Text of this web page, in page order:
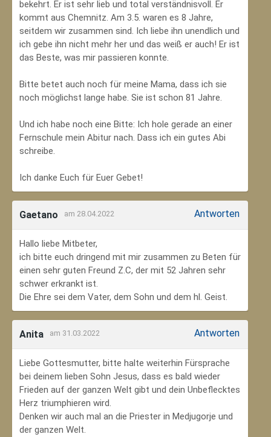
bekehrt. Er ist sehr lieb und total verständnisvoll. Er
kommt aus Chemnitz. Am 3.5. waren es 8 Jahre,
seitdem wir zusammen sind. Ich liebe ihn unendlich und
ich gebe ihn nicht mehr her und das weiß er auch! Er ist
das Beste, was mir passieren konnte.
Bitte betet auch noch für meine Mama, dass ich sie
noch möglichst lange habe. Sie ist schon 81 Jahre.
Und ich habe noch eine Bitte: Ich hole gerade an einer
Fernschule mein Abitur nach. Dass ich ein gutes Abi
schreibe.
Ich danke Euch für Euer Gebet!
Gaetano am 28.04.2022 Antworten
Hallo liebe Mitbeter,
ich bitte euch dringend mit mir zusammen zu Beten für
einen sehr guten Freund Z.C, der mit 52 Jahren sehr
schwer erkrankt ist.
Die Ehre sei dem Vater, dem Sohn und dem hl. Geist.
Anita am 31.03.2022 Antworten
Liebe Gottesmutter, bitte halte weiterhin Fürsprache
bei deinem lieben Sohn Jesus, dass es bald wieder
Frieden auf der ganzen Welt gibt und dein Unbeflecktes
Herz triumphieren wird.
Denken wir auch mal an die Priester in Medjugorje und
der ganzen Welt.